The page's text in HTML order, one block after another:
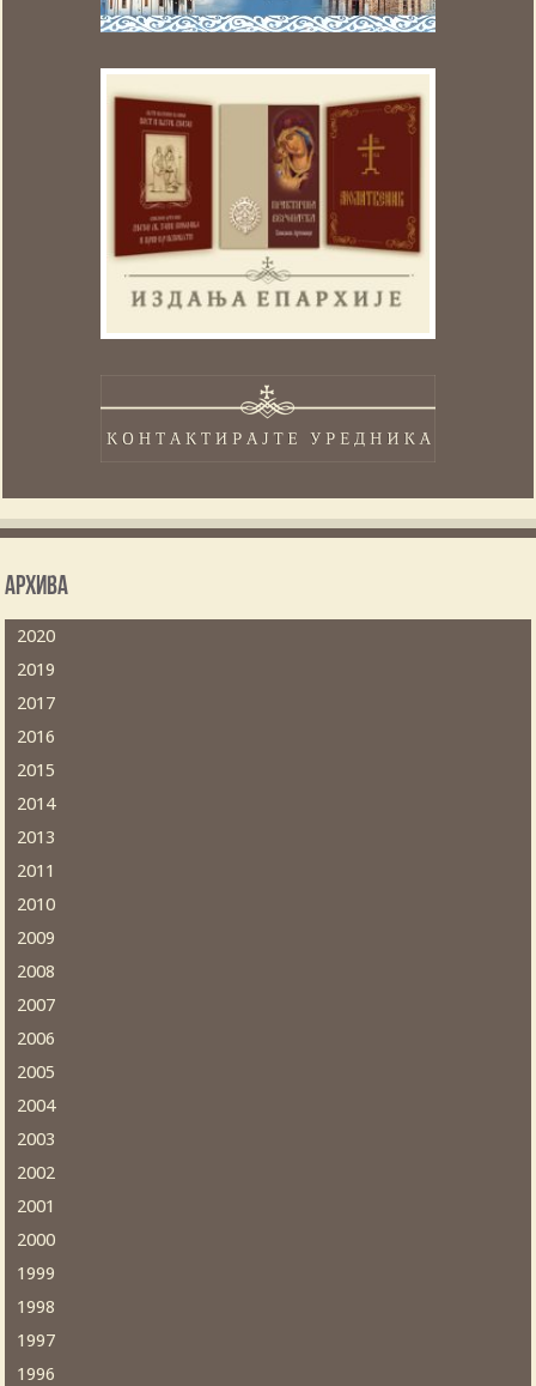
Архива
2020
2019
2017
2016
2015
2014
2013
2011
2010
2009
2008
2007
2006
2005
2004
2003
2002
2001
2000
1999
1998
1997
1996